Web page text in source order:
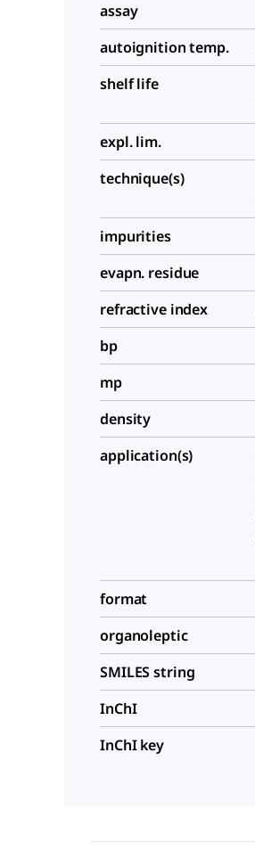
assay
autoignition temp.
shelf life
expl. lim.
technique(s)
impurities
evapn. residue
refractive index
bp
mp
density
application(s)
format
organoleptic
SMILES string
InChI
InChI key